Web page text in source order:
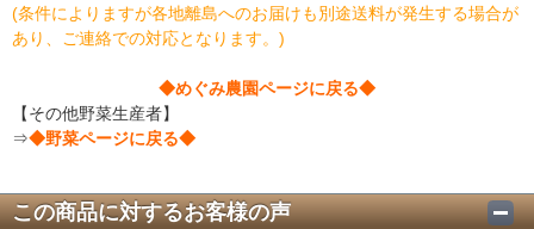
(条件によりますが各地離島へのお届けも別途送料が発生する場合が
あり、ご連絡での対応となります。)
◆めぐみ農園ページに戻る◆
【その他野菜生産者】
⇒◆野菜ページに戻る◆
この商品に対するお客様の声